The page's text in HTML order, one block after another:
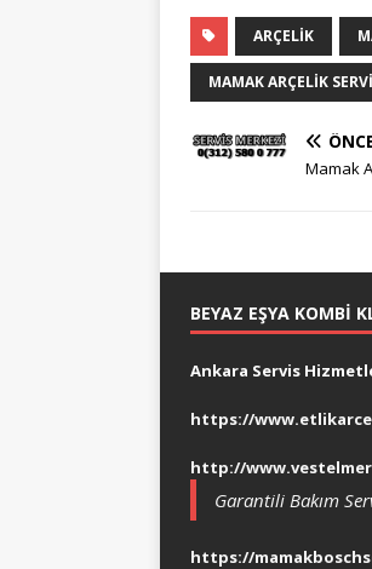
ARÇELIK
MAMAK ARÇELIK
Mamak
BEYAZ EŞYA KOMBI
Ankara Servis
https://
http://
Garantili Bakım
https://